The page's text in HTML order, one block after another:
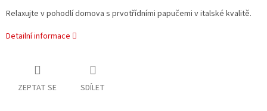
Relaxujte v pohodlí domova s prvotřídními papučemi v italské kvalitě.
Detailní informace
ZEPTAT SE SDÍLET